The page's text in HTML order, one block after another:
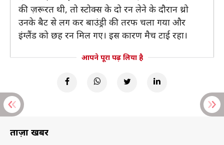
की ज़रूरत थी, तो स्टोक्स के दो रन लेने के दौरान थ्रो
उनके बैट से लग कर बाउंड्री की तरफ चला गया और
इंग्लैंड को छह रन मिल गए। इस कारण मैच टाई रहा।
आपने पूरा पढ़ लिया है
ताज़ा खबरें